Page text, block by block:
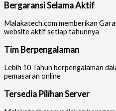
Bergaransi Selama Aktif
Malakatech.com memberikan
website aktif setiap tahunnya
Tim Berpengalaman
Lebih 10 Tahun berpengalaman
pemasaran online
Tersedia Pilihan Server